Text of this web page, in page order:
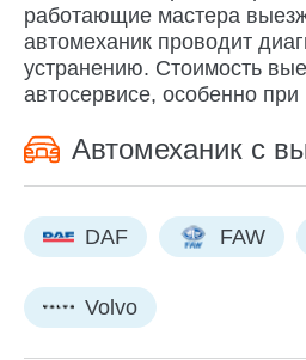
работающие мастера
автомеханик проводит
устранению. Стоимость
автосервисе, особенно
Автомеханик с
DAF FAW
Volvo